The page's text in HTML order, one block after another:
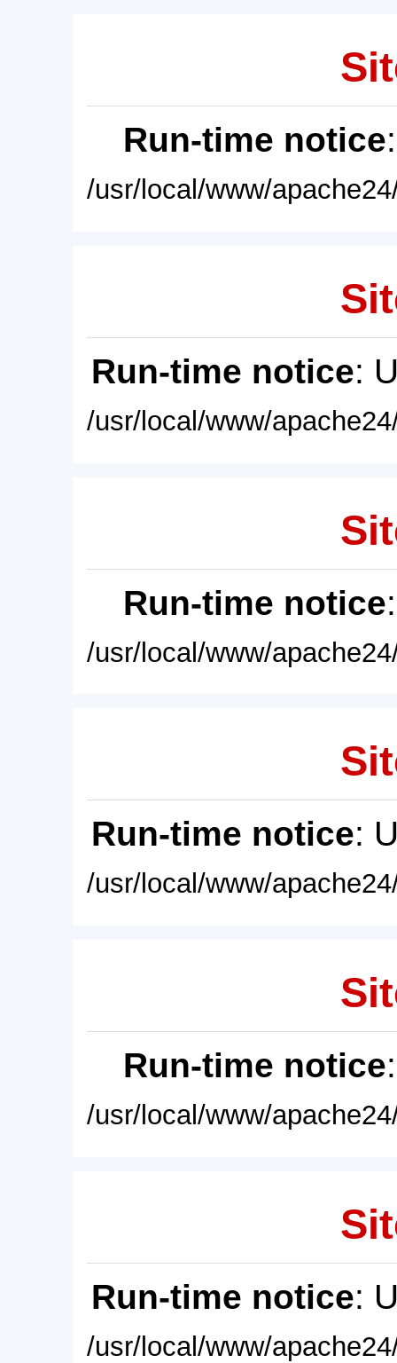
Run-time notice
/usr/local/www/
Run-time notice:
/usr/local/www/
Run-time notice
/usr/local/www/
Run-time notice:
/usr/local/www/
Run-time notice
/usr/local/www/
Run-time notice:
/usr/local/www/